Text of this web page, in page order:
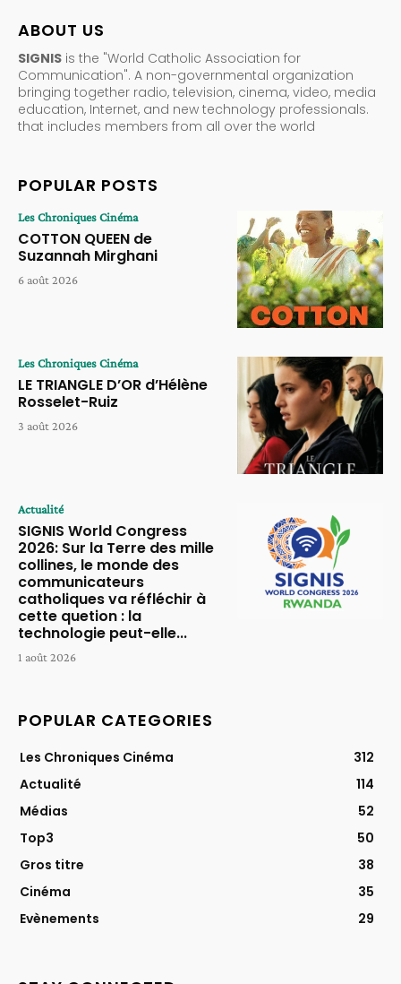
ABOUT US
SIGNIS is the "World Catholic Association for
Communication". A non-governmental organization
bringing together radio, television, cinema, video, media
education, Internet, and new technology professionals.
that includes members from all over the world
POPULAR POSTS
Les Chroniques Cinéma
COTTON QUEEN de
Suzannah Mirghani
6 août 2026
Les Chroniques Cinéma
LE TRIANGLE D’OR d’Hélène
Rosselet-Ruiz
3 août 2026
Actualité
SIGNIS World Congress
2026: Sur la Terre des mille
collines, le monde des
communicateurs
catholiques va réfléchir à
cette quetion : la
technologie peut-elle...
1 août 2026
POPULAR CATEGORIES
Les Chroniques Cinéma
312
Actualité
114
Médias
52
Top3
50
Gros titre
38
Cinéma
35
Evènements
29